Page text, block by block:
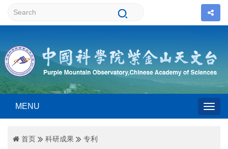
MENU
首页 科研成果 专利